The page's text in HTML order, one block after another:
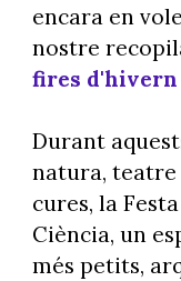
encara en
nostre
fires d'hivern
Durant
natura,
cures, la
Ciència, un
més petits,